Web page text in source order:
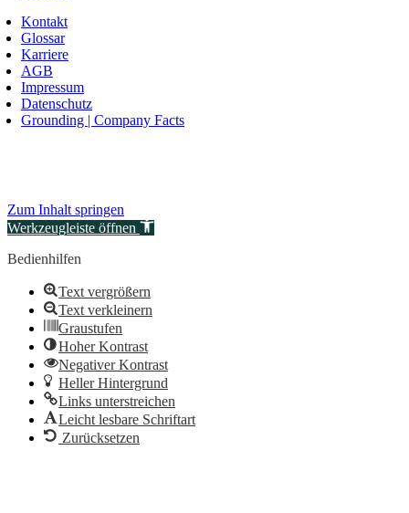
Kontakt
Glossar
Karriere
AGB
Impressum
Datenschutz
Grounding | Company Facts
Zum Inhalt springen
Werkzeugleiste öffnen
Bedienhilfen
Text vergrößern
Text verkleinern
Graustufen
Hoher Kontrast
Negativer Kontrast
Heller Hintergrund
Links unterstreichen
Leicht lesbare Schriftart
Zurücksetzen